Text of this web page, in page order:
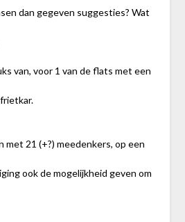
dan gegeven suggesties? Wat
van, voor 1 van de flats met een
met 21 (+?) meedenkers, op een
ook de mogelijkheid geven om